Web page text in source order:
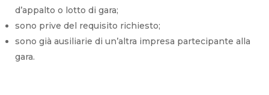
d’appalto o lotto di gara;
sono prive del requisito richiesto;
sono già ausiliarie di un’altra impresa partecipante alla
gara.